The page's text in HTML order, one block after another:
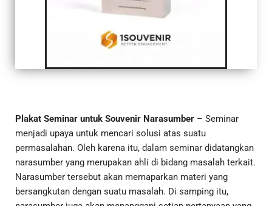
Plakat Seminar untuk Souvenir Narasumber – Seminar
menjadi upaya untuk mencari solusi atas suatu
permasalahan. Oleh karena itu, dalam seminar didatangkan
narasumber yang merupakan ahli di bidang masalah terkait.
Narasumber tersebut akan memaparkan materi yang
bersangkutan dengan suatu masalah. Di samping itu,